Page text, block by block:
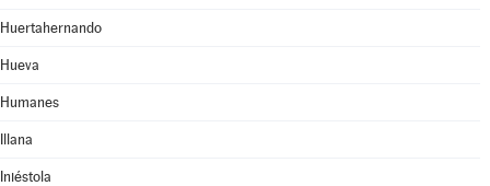
Huertahernando
Hueva
Humanes
Illana
Iniéstola